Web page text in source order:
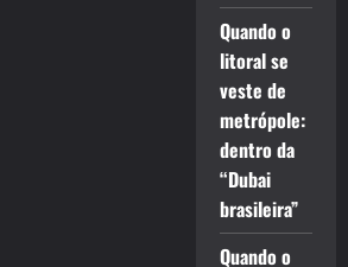
Quando o
litoral se
veste de
metrópole:
dentro da
“Dubai
brasileira”
Quando o